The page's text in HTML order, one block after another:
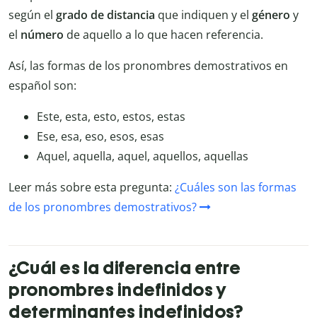
según el grado de distancia que indiquen y el género y
el número de aquello a lo que hacen referencia.
Así, las formas de los pronombres demostrativos en
español son:
Este, esta, esto, estos, estas
Ese, esa, eso, esos, esas
Aquel, aquella, aquel, aquellos, aquellas
Leer más sobre esta pregunta: ¿Cuáles son las formas
de los pronombres demostrativos?
¿Cuál es la diferencia entre
pronombres indefinidos y
determinantes indefinidos?